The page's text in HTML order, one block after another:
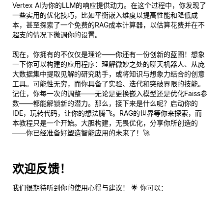
Vertex AI为你的LLM的响应提供动力。在这个过程中，你发现了
一些实用的优化技巧，比如平衡嵌入维度以提高性能和降低成
本，甚至探索了一个免费的RAG成本计算器，以估算花费并在不
超支的情况下微调你的设置。
现在，你拥有的不仅仅是理论——你还有一份创新的蓝图！想象
一下你可以构建的应用程序：理解微妙之处的聊天机器人、从庞
大数据集中提取见解的研究助手，或将知识与想象力结合的创意
工具。可能性无穷，而你具备了实验、迭代和突破界限的技能。
记住，你每一次的调整——无论是更换嵌入模型还是优化Faiss参
数——都能解锁新的潜力。那么，接下来是什么呢？启动你的
IDE，玩转代码，让你的想法腾飞。RAG的世界等你来探索，而
本教程只是一个开始。大胆构建，无畏优化，分享你所创造的
——你已经准备好塑造智能应用的未来了！🚀
欢迎反馈！
我们很期待听到你的使用心得与建议！ 🌟 你可以：